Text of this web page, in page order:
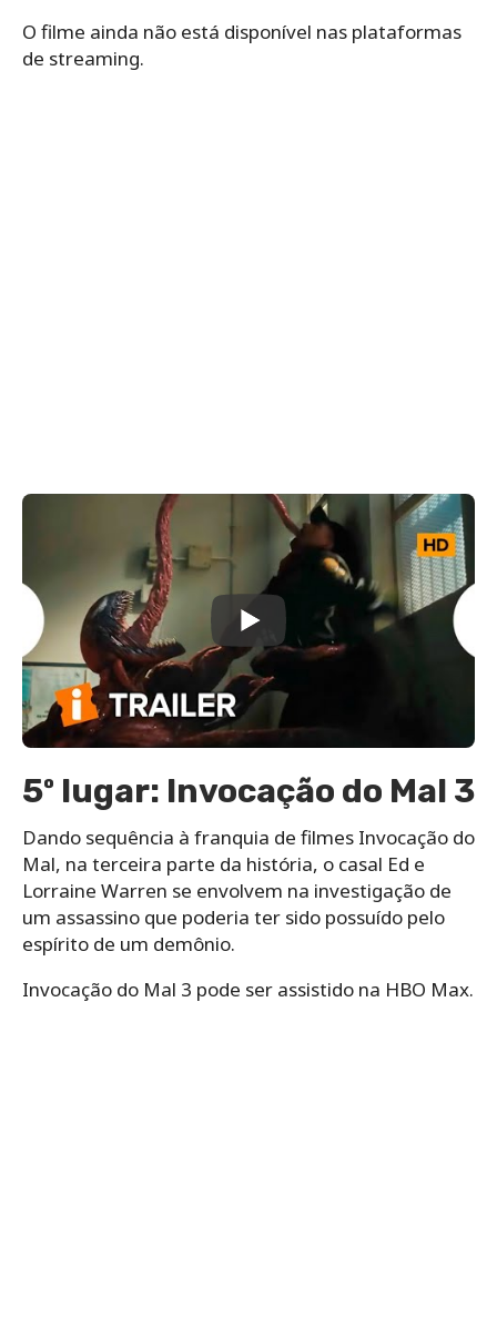
O filme ainda não está disponível nas plataformas
de streaming.
5º lugar: Invocação do Mal 3
Dando sequência à franquia de filmes Invocação do
Mal, na terceira parte da história, o casal Ed e
Lorraine Warren se envolvem na investigação de
um assassino que poderia ter sido possuído pelo
espírito de um demônio.
Invocação do Mal 3 pode ser assistido na HBO Max.